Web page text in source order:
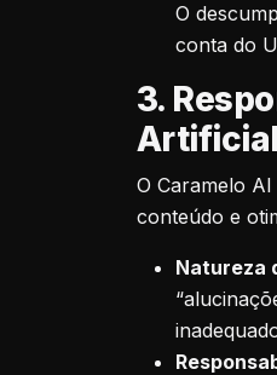
O
conta do
3.
Artificial
O Caramelo
conteúdo e
Natureza